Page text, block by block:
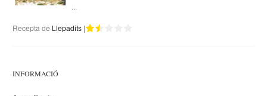
...
Recepta de Llepadits |
INFORMACIÓ